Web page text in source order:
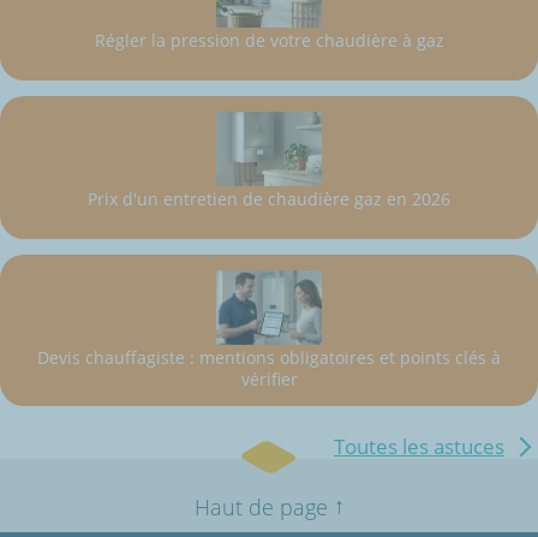
Régler la pression de votre chaudière à gaz
Prix d'un entretien de chaudière gaz en 2026
Devis chauffagiste : mentions obligatoires et points clés à
vérifier
Toutes les astuces
Haut de page ↑